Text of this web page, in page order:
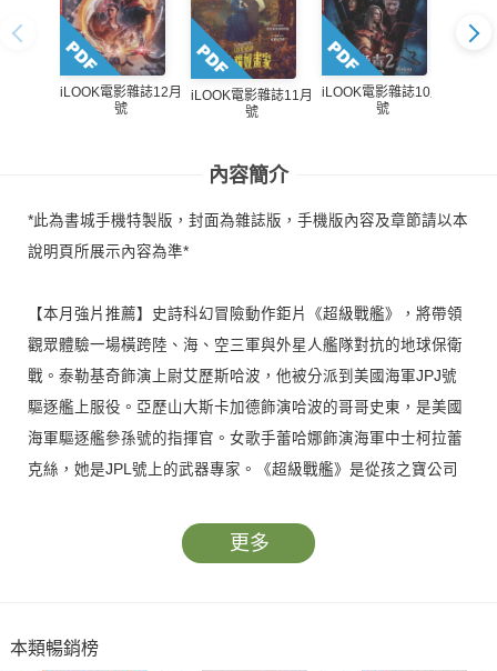
iLOOK電影雜誌12月
號
iLOOK電影雜誌11月
號
iLOOK電影雜誌10月
號
內容簡介
*此為書城手機特製版，封面為雜誌版，手機版內容及章節請以本
說明頁所展示內容為準*
【本月強片推薦】史詩科幻冒險動作鉅片《超級戰艦》，將帶領
觀眾體驗一場橫跨陸、海、空三軍與外星人艦隊對抗的地球保衛
戰。泰勒基奇飾演上尉艾歷斯哈波，他被分派到美國海軍JPJ號
驅逐艦上服役。亞歷山大斯卡加德飾演哈波的哥哥史東，是美國
海軍驅逐艦參孫號的指揮官。女歌手蕾哈娜飾演海軍中士柯拉蕾
克絲，她是JPL號上的武器專家。《超級戰艦》是從孩之寶公司
最新合作作品為超級英雄大聚會的《復仇者聯盟》。
更多
本類暢銷榜